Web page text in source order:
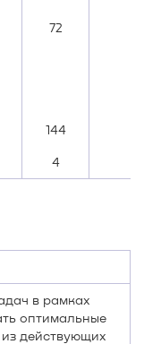
72
144
4
в рамках
оптимальные
действующих